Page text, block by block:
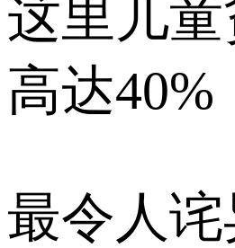
这里儿
高达40%
最令人